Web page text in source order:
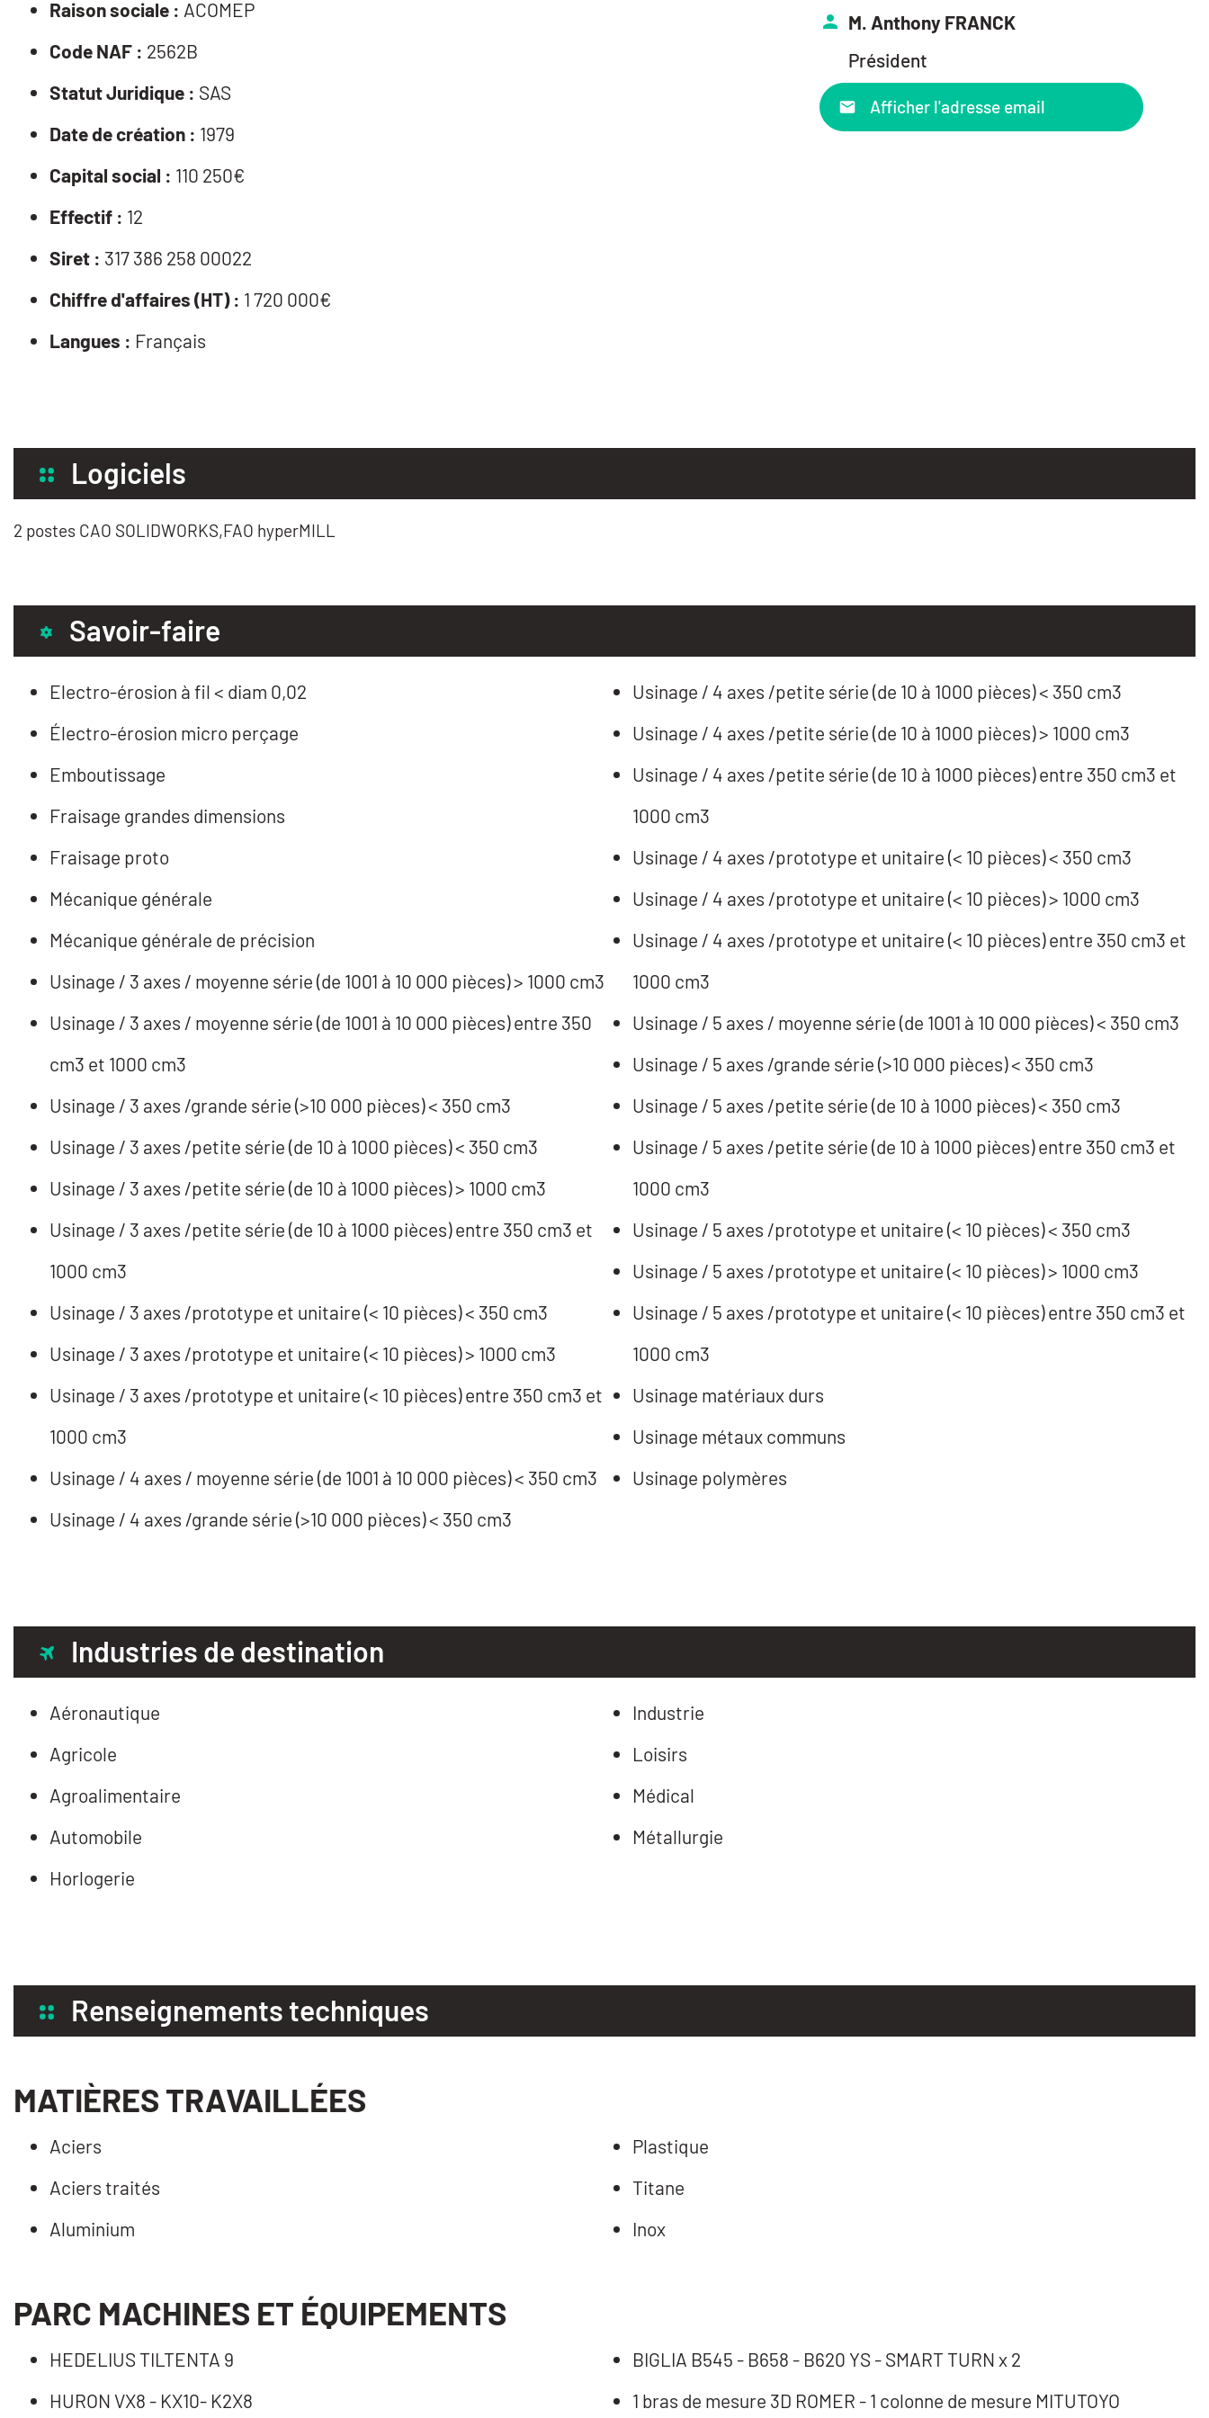
Raison sociale : ACOMEP
Code NAF : 2562B
Statut Juridique : SAS
Date de création : 1979
Capital social : 110 250€
Effectif : 12
Siret : 317 386 258 00022
Chiffre d'affaires (HT) : 1 720 000€
Langues : Français
M. Anthony FRANCK
Président
Afficher l'adresse email
Logiciels
2 postes CAO SOLIDWORKS,FAO hyperMILL
Savoir-faire
Electro-érosion à fil < diam 0,02
Électro-érosion micro perçage
Emboutissage
Fraisage grandes dimensions
Fraisage proto
Mécanique générale
Mécanique générale de précision
Usinage / 3 axes / moyenne série (de 1001 à 10 000 pièces) > 1000 cm3
Usinage / 3 axes / moyenne série (de 1001 à 10 000 pièces) entre 350
cm3 et 1000 cm3
Usinage / 3 axes /grande série (>10 000 pièces) < 350 cm3
Usinage / 3 axes /petite série (de 10 à 1000 pièces) < 350 cm3
Usinage / 3 axes /petite série (de 10 à 1000 pièces) > 1000 cm3
Usinage / 3 axes /petite série (de 10 à 1000 pièces) entre 350 cm3 et
1000 cm3
Usinage / 3 axes /prototype et unitaire (< 10 pièces) < 350 cm3
Usinage / 3 axes /prototype et unitaire (< 10 pièces) > 1000 cm3
Usinage / 3 axes /prototype et unitaire (< 10 pièces) entre 350 cm3 et
1000 cm3
Usinage / 4 axes / moyenne série (de 1001 à 10 000 pièces) < 350 cm3
Usinage / 4 axes /grande série (>10 000 pièces) < 350 cm3
Usinage / 4 axes /petite série (de 10 à 1000 pièces) < 350 cm3
Usinage / 4 axes /petite série (de 10 à 1000 pièces) > 1000 cm3
Usinage / 4 axes /petite série (de 10 à 1000 pièces) entre 350 cm3 et
1000 cm3
Usinage / 4 axes /prototype et unitaire (< 10 pièces) < 350 cm3
Usinage / 4 axes /prototype et unitaire (< 10 pièces) > 1000 cm3
Usinage / 4 axes /prototype et unitaire (< 10 pièces) entre 350 cm3 et
1000 cm3
Usinage / 5 axes / moyenne série (de 1001 à 10 000 pièces) < 350 cm3
Usinage / 5 axes /grande série (>10 000 pièces) < 350 cm3
Usinage / 5 axes /petite série (de 10 à 1000 pièces) < 350 cm3
Usinage / 5 axes /petite série (de 10 à 1000 pièces) entre 350 cm3 et
1000 cm3
Usinage / 5 axes /prototype et unitaire (< 10 pièces) < 350 cm3
Usinage / 5 axes /prototype et unitaire (< 10 pièces) > 1000 cm3
Usinage / 5 axes /prototype et unitaire (< 10 pièces) entre 350 cm3 et
1000 cm3
Usinage matériaux durs
Usinage métaux communs
Usinage polymères
Industries de destination
Aéronautique
Agricole
Agroalimentaire
Automobile
Horlogerie
Industrie
Loisirs
Médical
Métallurgie
Renseignements techniques
MATIÈRES TRAVAILLÉES
Aciers
Aciers traités
Aluminium
Plastique
Titane
Inox
PARC MACHINES ET ÉQUIPEMENTS
HEDELIUS TILTENTA 9
HURON VX8 - KX10- K2X8
BIGLIA B545 - B658 - B620 YS - SMART TURN x 2
1 bras de mesure 3D ROMER - 1 colonne de mesure MITUTOYO